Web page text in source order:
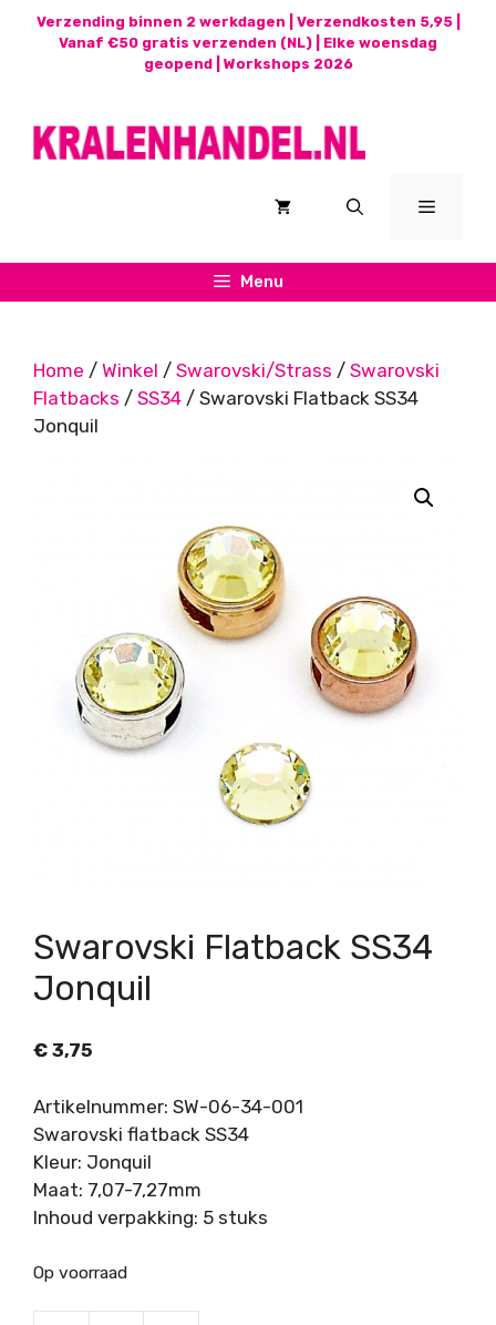
Verzending binnen 2 werkdagen | Verzendkosten 5,95 |
Vanaf €50 gratis verzenden (NL) | Elke woensdag
geopend | Workshops 2026
Menu
Menu
Home / Winkel / Swarovski/Strass / Swarovski
Flatbacks / SS34 / Swarovski Flatback SS34
Jonquil
Swarovski Flatback SS34
Jonquil
€ 3,75
Artikelnummer: SW-06-34-001
Swarovski flatback SS34
Kleur: Jonquil
Maat: 7,07-7,27mm
Inhoud verpakking: 5 stuks
Op voorraad